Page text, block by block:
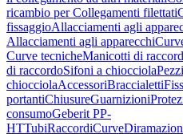
ricambio per Collegamenti filettati
fissaggioAllacciamenti agli
Allacciamenti agli apparecchi
Curve tecnicheManicotti di
di raccordoSifoni a chiocciola
chiocciolaAccessoriBraccialetti
portantiChiusureGuarnizioni
consumoGeberit PP-
HTTubiRaccordiCurve